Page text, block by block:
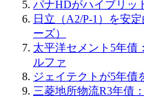
パナHDがハイブリッ
日立（A2/P-1）を安
ーズ）
太平洋セメント5年債
ルファ
ジェイテクトが5年債
三菱地所物流R3年債